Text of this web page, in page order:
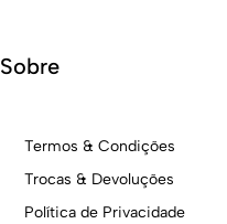
Sobre
Termos & Condições
Trocas & Devoluções
Política de Privacidade